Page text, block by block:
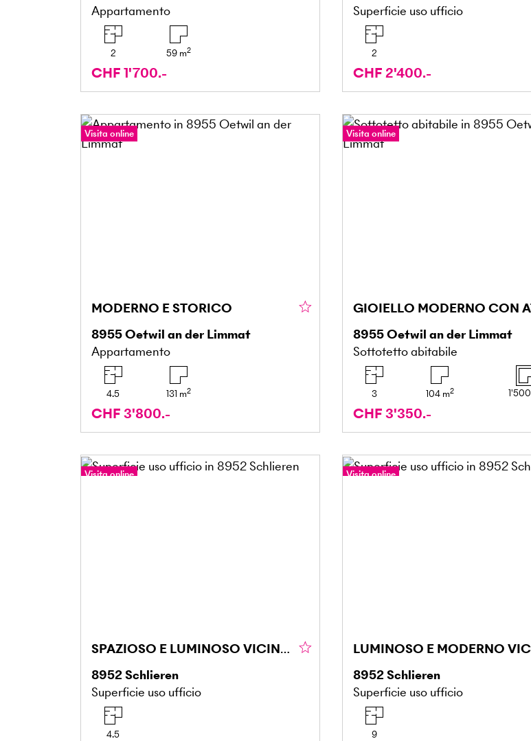
Appartamento
2 59 m2
CHF 1'700.-
Superficie uso ufficio
2
CHF 2'400.-
Visita online
MODERNO E STORICO
8955Oetwil an der Limmat
Appartamento
4.5 131 m2
CHF 3'800.-
Visita online
8955Oetwil an der Limmat
Sottotetto abitabile
3 104 m2 1'500
CHF 3'350.-
Visita online
SPAZIOSO E LUMINOSO VICINO ALLA STAZIONE FERROVIARIA
8952Schlieren
Superficie uso ufficio
4.5
Visita online
8952Schlieren
Superficie uso ufficio
9